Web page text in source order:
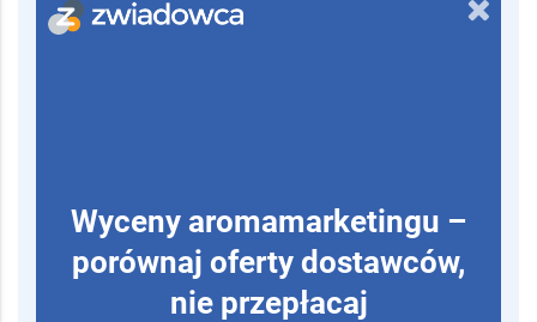
Wyceny aromamarketingu –
porównaj oferty dostawców,
nie przepłacaj